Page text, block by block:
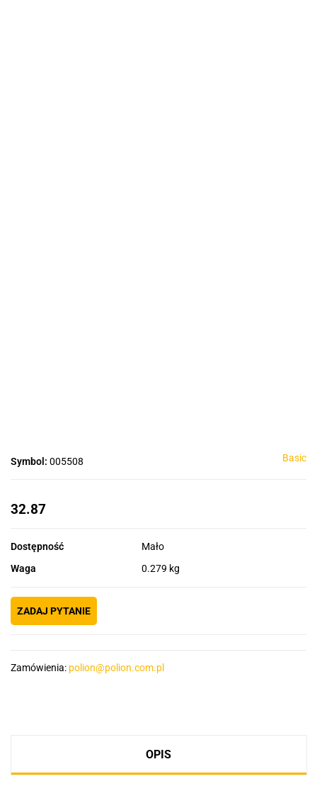
Symbol: 005508 Basic
32.87
Dostępność
Mało
Waga
0.279 kg
ZADAJ PYTANIE
Zamówienia: polion@polion.com.pl
OPIS